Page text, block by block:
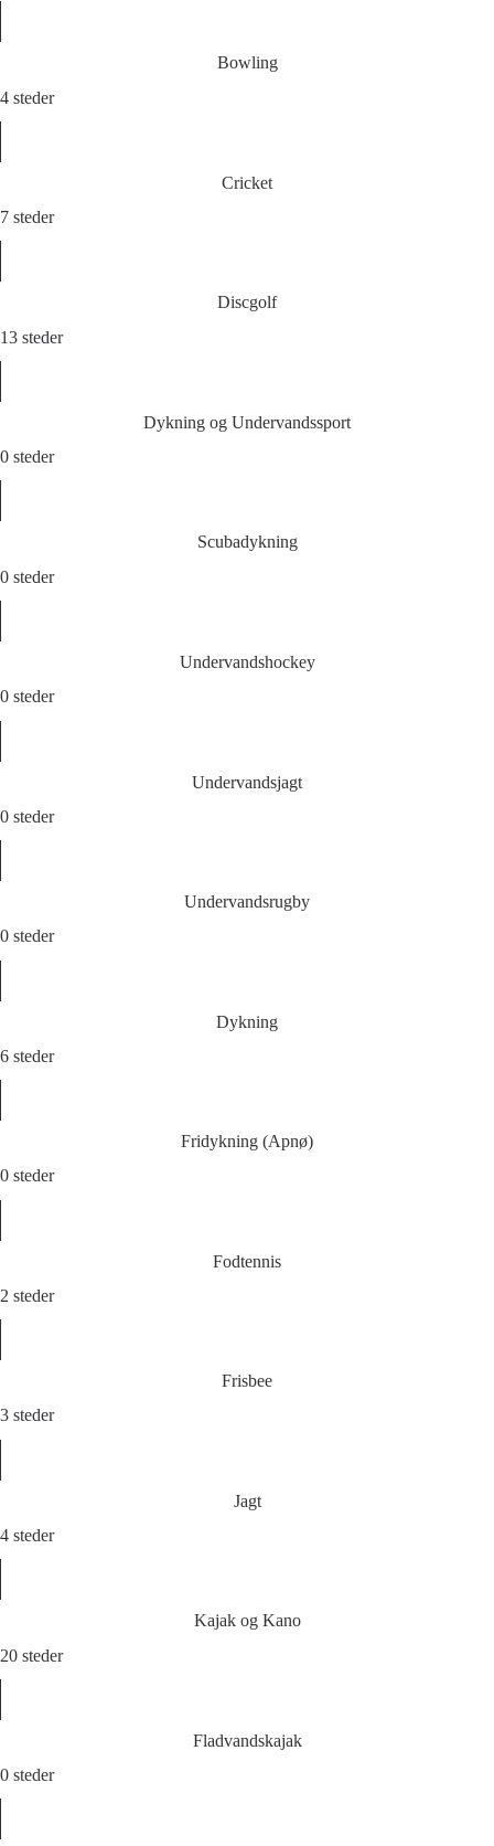
Bowling
4 steder
Cricket
7 steder
Discgolf
13 steder
Dykning og Undervandssport
0 steder
Scubadykning
0 steder
Undervandshockey
0 steder
Undervandsjagt
0 steder
Undervandsrugby
0 steder
Dykning
6 steder
Fridykning (Apnø)
0 steder
Fodtennis
2 steder
Frisbee
3 steder
Jagt
4 steder
Kajak og Kano
20 steder
Fladvandskajak
0 steder